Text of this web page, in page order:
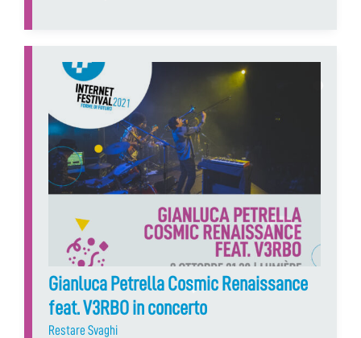
Gianluca Petrella Cosmic Renaissance
feat. V3RBO in concerto
Restare Svaghi